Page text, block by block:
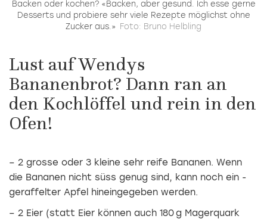
Backen oder kochen? «Backen, aber gesund. Ich esse gerne
Desserts und probiere sehr viele Rezepte möglichst ohne
Zucker aus.» Foto: Bruno Helbling
Lust auf Wendys
Bananenbrot? Dann ran an
den Kochlöffel und rein in den
Ofen!
– 2 grosse oder 3 kleine sehr reife Bananen. Wenn
die Bananen nicht süss genug sind, kann noch ein ­
geraffelter Apfel hineingegeben werden.
– 2 Eier (statt Eier können auch 180 g Magerquark